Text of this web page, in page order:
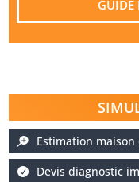
GUIDE
Estimation
Devis diagnostic